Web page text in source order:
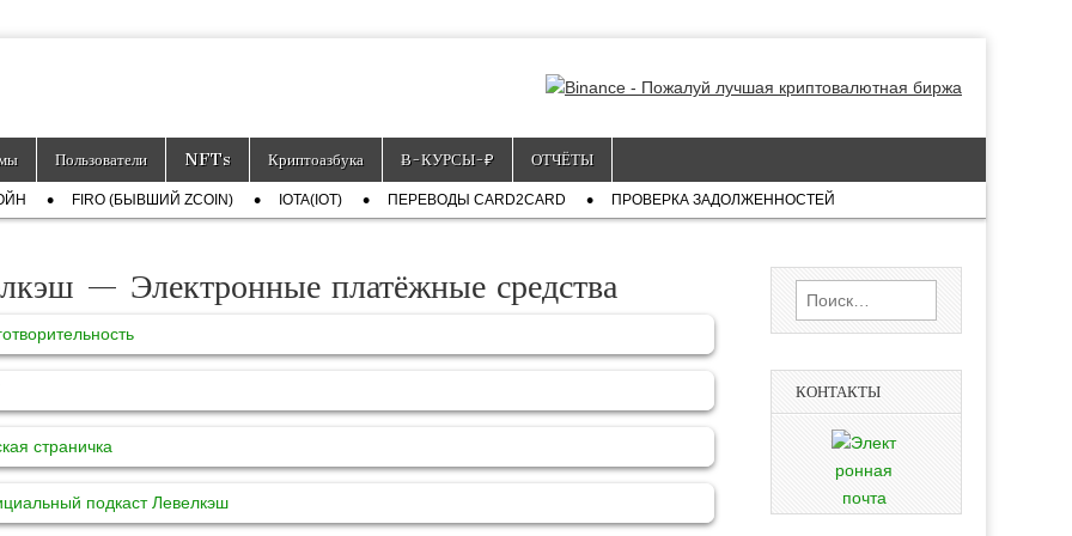
Пользователи NFTs Криптоазбука Ƀ-КУРСЫ-₽ ОТЧЁТЫ
FIRO (БЫВШИЙ ZCOIN) IOTA(IOT) ПЕРЕВОДЫ CARD2CARD ПРОВЕРКА ЗАДОЛЖЕННОСТЕЙ
— Электронные платёжные средства Найти:
КОНТАКТЫ